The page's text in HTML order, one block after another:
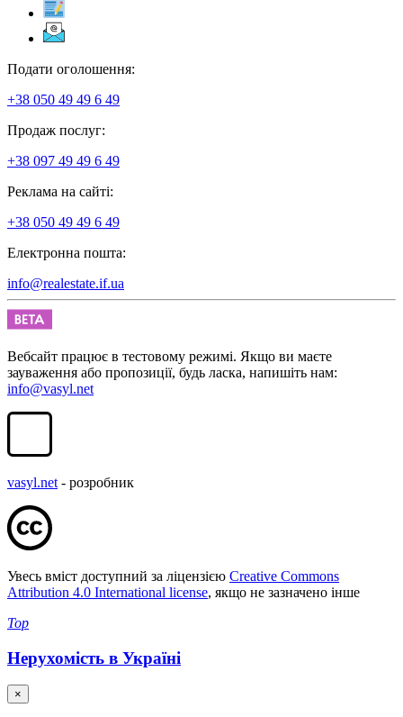
Подати оголошення:
+38 050 49 49 6 49
Продаж послуг:
+38 097 49 49 6 49
Реклама на сайті:
+38 050 49 49 6 49
Електронна пошта:
info@realestate.if.ua
Вебсайт працює в тестовому режимі. Якщо ви маєте
зауваження або пропозиції, будь ласка, напишіть нам:
info@vasyl.net
vasyl.net - розробник
Увесь вміст доступний за ліцензією Creative Commons
Attribution 4.0 International license, якщо не зазначено інше
Top
Нерухомість в Україні
×